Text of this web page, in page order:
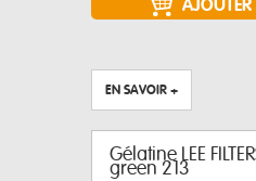
EN SAVOIR +
Gélatine LEE
green 213